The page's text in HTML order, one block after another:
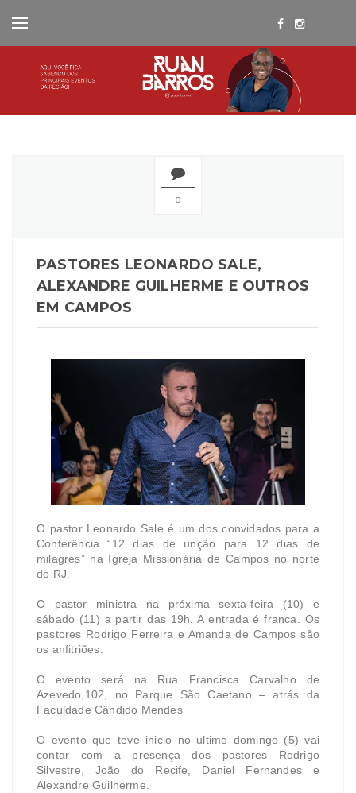
0
PASTORES LEONARDO SALE,
ALEXANDRE GUILHERME E OUTROS
EM CAMPOS
O pastor Leonardo Sale é um dos convidados para a
Conferência “12 dias de unção para 12 dias de
milagres” na Igreja Missionária de Campos no norte
do RJ.
O pastor ministra na próxima sexta-feira (10) e
sábado (11) a partir das 19h. A entrada é franca. Os
pastores Rodrigo Ferreira e Amanda de Campos são
os anfitriões.
O evento será na Rua Francisca Carvalho de
Azevedo,102, no Parque São Caetano – atrás da
Faculdade Cândido Mendes
O evento que teve inicio no ultimo domingo (5) vai
contar com a presença dos pastores Rodrigo
Silvestre, João do Recife, Daniel Fernandes e
Alexandre Guilherme.